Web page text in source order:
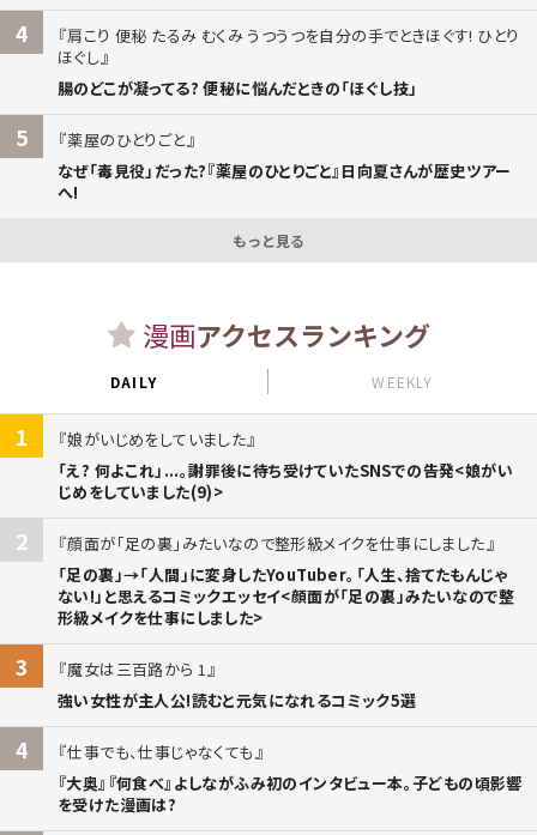
4
肩こり 便秘 たるみ むくみ うつうつを自分の手でときほぐす! ひとり
ほぐし
腸のどこが凝ってる? 便秘に悩んだときの「ほぐし技」
5
薬屋のひとりごと
なぜ「毒見役」だった?『薬屋のひとりごと』日向夏さんが歴史ツアー
へ!
もっと見る
漫画アクセスランキング
DAILY WEEKLY
1
娘がいじめをしていました
「え? 何よこれ」...。謝罪後に待ち受けていたSNSでの告発<娘がい
じめをしていました(9)>
2
顔面が「足の裏」みたいなので整形級メイクを仕事にしました
「足の裏」→「人間」に変身したYouTuber。「人生、捨てたもんじゃ
ない!」と思えるコミックエッセイ<顔面が「足の裏」みたいなので整
形級メイクを仕事にしました>
3
魔女は三百路から 1
強い女性が主人公!読むと元気になれるコミック5選
4
仕事でも、仕事じゃなくても
『大奥』『何食べ』よしながふみ初のインタビュー本。子どもの頃影響
を受けた漫画は?